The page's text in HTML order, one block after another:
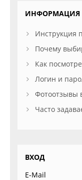
ИНФОРМАЦИЯ
Инструкция
Почему
Как
Логин и
Фотоотзывы
Часто
ВХОД
E-Mail